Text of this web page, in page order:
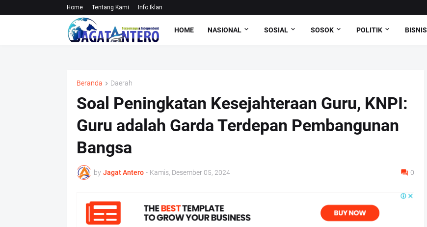
Home Tentang Kami Info Iklan
HOME NASIONAL SOSIAL SOSOK POLITIK BISNIS
Beranda Daerah
Soal Peningkatan Kesejahteraan Guru, KNPI:
Guru adalah Garda Terdepan Pembangunan
Bangsa
by Jagat Antero - Kamis, Desember 05, 2024 0